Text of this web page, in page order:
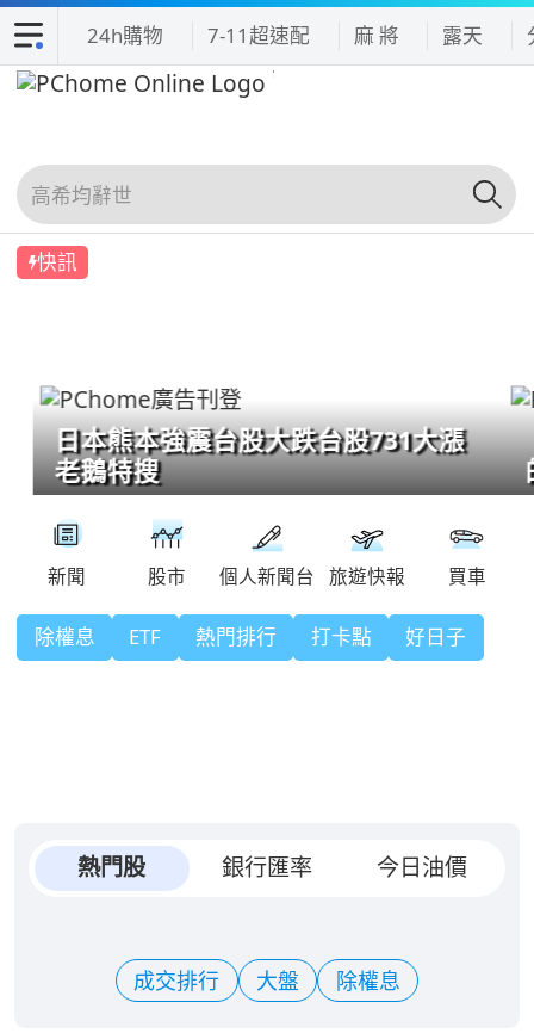
24h購物 7-11超速配 麻 將 露天
快訊
日本熊本強震台股大跌台股731大漲
老鵝特搜
除權息 ETF 熱門排行 打卡點 好日子
熱門股 銀行匯率 今日油價
成交排行 大盤 除權息